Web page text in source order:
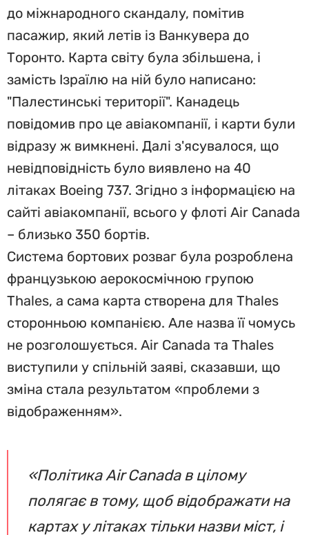
до міжнародного скандалу, помітив
пасажир, який летів із Ванкувера до
Торонто. Карта світу була збільшена, і
замість Ізраїлю на ній було написано:
"Палестинські території". Канадець
повідомив про це авіакомпанії, і карти були
відразу ж вимкнені. Далі з'ясувалося, що
невідповідність було виявлено на 40
літаках Boeing 737. Згідно з інформацією на
сайті авіакомпанії, всього у флоті Air Canada
– близько 350 бортів.
Система бортових розваг була розроблена
французькою аерокосмічною групою
Thales, а сама карта створена для Thales
сторонньою компанією. Але назва її чомусь
не розголошується. Air Canada та Thales
виступили у спільній заяві, сказавши, що
зміна стала результатом «проблеми з
відображенням».
«Політика Air Canada в цілому
полягає в тому, щоб відображати на
картах у літаках тільки назви міст, і